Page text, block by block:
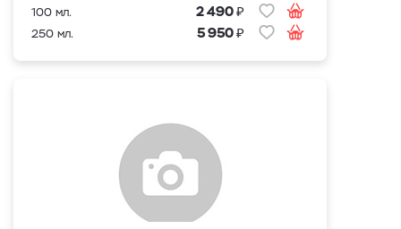
100 мл. 2 490₽
250 мл. 5 950₽